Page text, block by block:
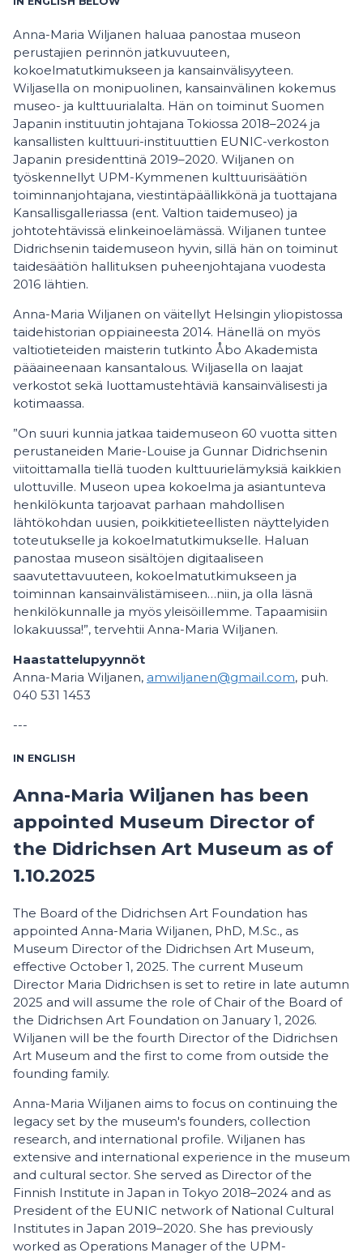
Anna-Maria Wiljanen haluaa panostaa museon
perustajien perinnön jatkuvuuteen,
kokoelmatutkimukseen ja kansainvälisyyteen.
Wiljasella on monipuolinen, kansainvälinen kokemus
museo- ja kulttuurialalta. Hän on toiminut Suomen
Japanin instituutin johtajana Tokiossa 2018–2024 ja
kansallisten kulttuuri-instituuttien EUNIC-verkoston
Japanin presidenttinä 2019–2020. Wiljanen on
työskennellyt UPM-Kymmenen kulttuurisäätiön
toiminnanjohtajana, viestintäpäällikkönä ja tuottajana
Kansallisgalleriassa (ent. Valtion taidemuseo) ja
johtotehtävissä elinkeinoelämässä. Wiljanen tuntee
Didrichsenin taidemuseon hyvin, sillä hän on toiminut
taidesäätiön hallituksen puheenjohtajana vuodesta
2016 lähtien.
Anna-Maria Wiljanen on väitellyt Helsingin yliopistossa
taidehistorian oppiaineesta 2014. Hänellä on myös
valtiotieteiden maisterin tutkinto Åbo Akademista
pääaineenaan kansantalous. Wiljasella on laajat
verkostot sekä luottamustehtäviä kansainvälisesti ja
kotimaassa.
”On suuri kunnia jatkaa taidemuseon 60 vuotta sitten
perustaneiden Marie-Louise ja Gunnar Didrichsenin
viitoittamalla tiellä tuoden kulttuurielämyksiä kaikkien
ulottuville. Museon upea kokoelma ja asiantunteva
henkilökunta tarjoavat parhaan mahdollisen
lähtökohdan uusien, poikkitieteellisten näyttelyiden
toteutukselle ja kokoelmatutkimukselle. Haluan
panostaa museon sisältöjen digitaaliseen
saavutettavuuteen, kokoelmatutkimukseen ja
toiminnan kansainvälistämiseen…niin, ja olla läsnä
henkilökunnalle ja myös yleisöillemme. Tapaamisiin
lokakuussa!”, tervehtii Anna-Maria Wiljanen.
Haastattelupyynnöt
Anna-Maria Wiljanen, amwiljanen@gmail.com, puh.
040 531 1453
---
IN ENGLISH
Anna-Maria Wiljanen has been
appointed Museum Director of
the Didrichsen Art Museum as of
1.10.2025
The Board of the Didrichsen Art Foundation has
appointed Anna-Maria Wiljanen, PhD, M.Sc., as
Museum Director of the Didrichsen Art Museum,
effective October 1, 2025. The current Museum
Director Maria Didrichsen is set to retire in late autumn
2025 and will assume the role of Chair of the Board of
the Didrichsen Art Foundation on January 1, 2026.
Wiljanen will be the fourth Director of the Didrichsen
Art Museum and the first to come from outside the
founding family.
Anna-Maria Wiljanen aims to focus on continuing the
legacy set by the museum's founders, collection
research, and international profile. Wiljanen has
extensive and international experience in the museum
and cultural sector. She served as Director of the
Finnish Institute in Japan in Tokyo 2018–2024 and as
President of the EUNIC network of National Cultural
Institutes in Japan 2019–2020. She has previously
worked as Operations Manager of the UPM-